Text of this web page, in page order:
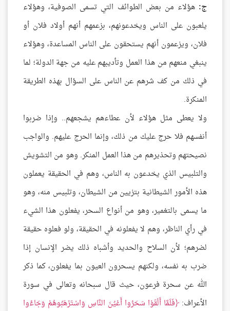
ج:هؤلاء من بعض الطوائف التي تسمى الصوفية، وهؤلاء
يلعبون على الناس ويخدعونهم، بزعمهم أنهم أولاد فلان أو
فلان، ويزعمون أنهم يستحقون على الناس المساعدة، وهؤلاء
ينبغي منعهم من هذا العمل وتأديبهم عليه من جهة الدولة؛ لما
في ذلك من كف شرهم عن الناس على السؤال بهذه الطريقة
المنكرة.
ولا يعطى مثل هؤلاء لأن عطاءهم يشجعهم.. وإذا ضربوا
أنفسهم فلا حرج عليك من ذلك، وإنما الحرج عليهم. والواجب
نصيحتهم وتحذيرهم من هذا العمل المنكر. وهو من التشويش
والتلبيس الذي يخدعون به الناس، وهم في الحقيقة يعملون
هذه الأمور الشيطانية بتزيين من الشيطان، وتلبيس منه، وهو
ما يسمى بالتغمير، وهو من أنواع السحر، يفعلون هذا الشيء
في رأي الناظر، وهم لا يفعلونه في الحقيقة، ولو فعلوه حقيقة
لضرهم؛ لأن السلاح والحديد وأشباه ذلك يضر الإنسان إذا
ضرب به نفسه، ولكنهم يسحرون العيون بما يفعلون، كما ذكر
الله عن سحرة فرعون، حيث قال سبحانه وتعالى في سورة
الأعراف: فَلَمَّا أَلْقَوْا سَحَرُوا أَعْيُنَ النَّاسِ وَاسْتَرْهَبُوهُمْ وَجَاءُوا